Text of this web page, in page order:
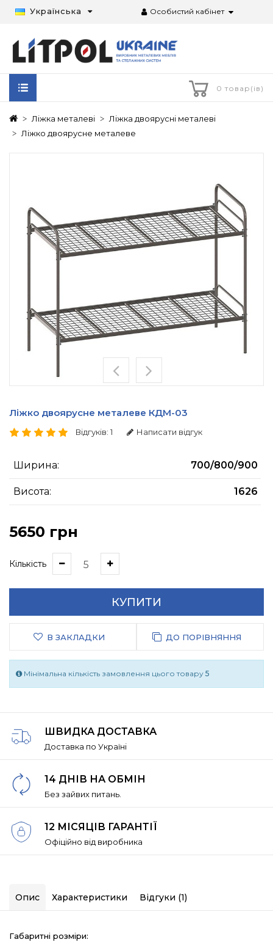
Українська Особистий кабінет
0 товар(ів)
Ліжка металеві
Ліжка двоярусні металеві
Ліжко двоярусне металеве
Ліжко двоярусне металеве КДМ-03
Відгуків: 1 Написати відгук
Ширина: 700/800/900
Висота: 1626
5650 грн
Кількість
КУПИТИ
В ЗАКЛАДКИ ДО ПОРІВНЯННЯ
Мінімальна кількість замовлення цього товару 5
ШВИДКА ДОСТАВКА
Доставка по Україні
14 ДНІВ НА ОБМІН
Без зайвих питань.
12 МІСЯЦІВ ГАРАНТІЇ
Офіційно від виробника
Опис Характеристики Відгуки (1)
Габаритні розміри: